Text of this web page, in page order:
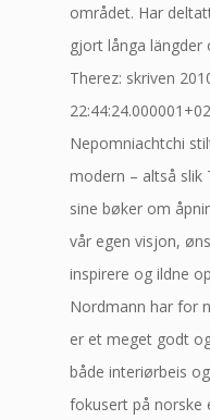
området. Har
gjort långa längder
Therez: skriven
Nepomniachtchi
modern – altså slik
sine bøker om
vår egen visjon,
inspirere og ildne
Nordmann har for
er et meget godt
både interiørbeis
fokusert på norske